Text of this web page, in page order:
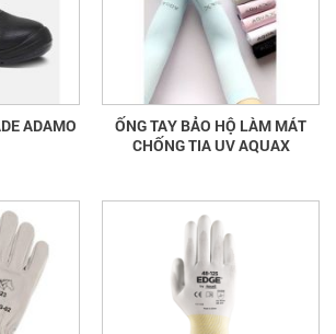
ADAMO
ỐNG TAY BẢO HỘ LÀM MÁT
CHỐNG TIA UV AQUAX